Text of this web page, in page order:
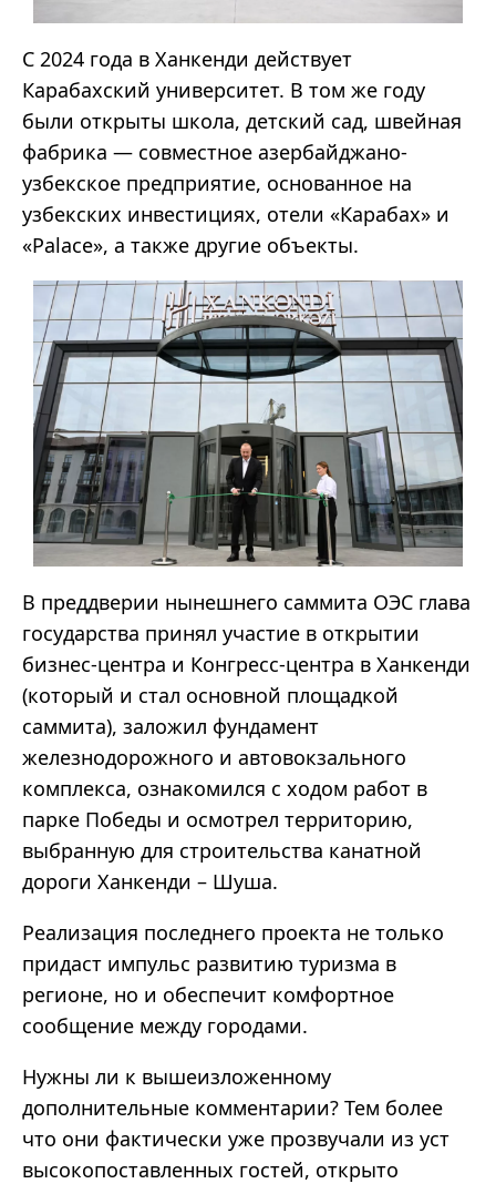
С 2024 года в Ханкенди действует
Карабахский университет. В том же году
были открыты школа, детский сад, швейная
фабрика — совместное азербайджано-
узбекское предприятие, основанное на
узбекских инвестициях, отели «Карабах» и
«Palace», а также другие объекты.
В преддверии нынешнего саммита ОЭС глава
государства принял участие в открытии
бизнес-центра и Конгресс-центра в Ханкенди
(который и стал основной площадкой
саммита), заложил фундамент
железнодорожного и автовокзального
комплекса, ознакомился с ходом работ в
парке Победы и осмотрел территорию,
выбранную для строительства канатной
дороги Ханкенди – Шуша.
Реализация последнего проекта не только
придаст импульс развитию туризма в
регионе, но и обеспечит комфортное
сообщение между городами.
Нужны ли к вышеизложенному
дополнительные комментарии? Тем более
что они фактически уже прозвучали из уст
высокопоставленных гостей, открыто